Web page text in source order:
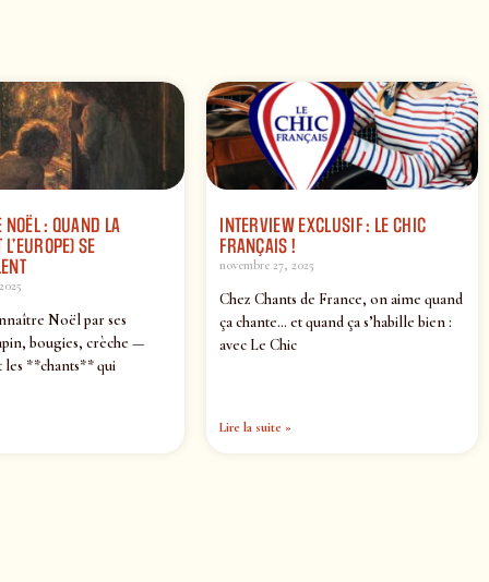
NOËL : QUAND LA
SE
Noël par ses
bougies, crèche —
les **chants** qui
INTERVIEW EXCLUSIF : LE CHIC
FRANÇAIS !
novembre 27, 2025
Chez Chants de France, on aime quand
ça chante… et quand ça s’habille bien :
avec Le Chic
Lire la suite »